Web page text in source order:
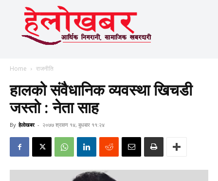
Home राजनीति
हालको संवैधानिक व्यवस्था खिचडी
जस्तो : नेता साह
By हेलाेखबर - २०७७ श्रावण १४, बुधबार ११:२४